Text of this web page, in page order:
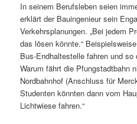
In seinem Berufsleben seien
erklärt der Bauingenieur sein
Verkehrsplanungen. „Bei jedem
das lösen könnte.“
Bus-Endhaltestelle fahren und
Warum fährt die Pfungstadtbahn
Nordbahnhof (Anschluss für
Studenten könnten dann vom
Lichtwiese fahren.“